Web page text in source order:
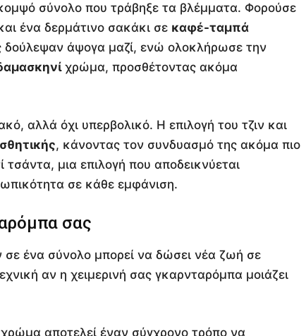
σύνολο που τράβηξε τα βλέμματα. Φορούσε
ένα δερμάτινο σακάκι σε καφέ-ταμπά
δούλεψαν άψογα μαζί, ενώ ολοκλήρωσε την
χρώμα, προσθέτοντας ακόμα
αλλά όχι υπερβολικό. Η επιλογή του τζιν και
, κάνοντας τον συνδυασμό της ακόμα πιο
τσάντα, μια επιλογή που αποδεικνύεται
σε κάθε εμφάνιση.
σας
ένα σύνολο μπορεί να δώσει νέα ζωή σε
αν η χειμερινή σας γκαρνταρόμπα μοιάζει
αποτελεί έναν σύγχρονο τρόπο να